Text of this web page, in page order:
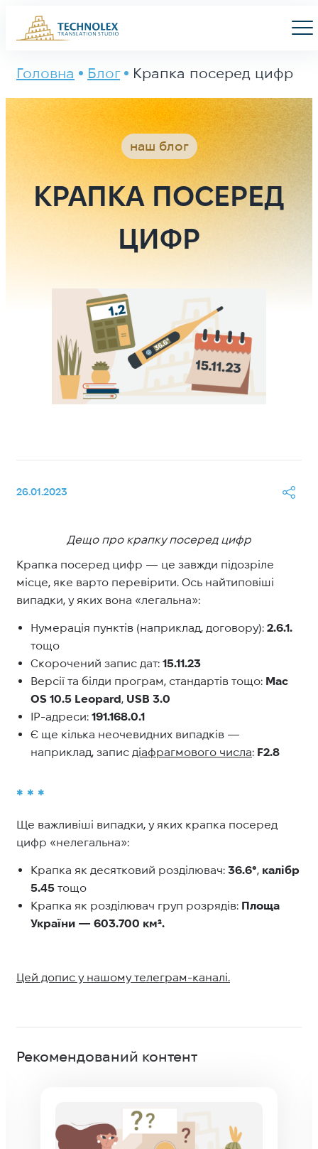
Main Logo
Menu
Головна Блог Крапка посеред цифр
наш блог
КРАПКА ПОСЕРЕД
ЦИФР
26.01.2023
Дещо про крапку посеред цифр
Крапка посеред цифр — це завжди підозріле
місце, яке варто перевірити. Ось найтиповіші
випадки, у яких вона «легальна»:
Нумерація пунктів (наприклад, договору): 2.6.1.
тощо
Скорочений запис дат: 15.11.23
Версії та білди програм, стандартів тощо: Mac
OS 10.5 Leopard, USB 3.0
IP-адреси: 191.168.0.1
Є ще кілька неочевидних випадків —
наприклад, запис діафрагмового числа: F2.8
* * *
Ще важливіші випадки, у яких крапка посеред
цифр «нелегальна»:
Крапка як десятковий розділювач: 36.6°, калібр
5.45 тощо
Крапка як розділювач груп розрядів: Площа
України — 603.700 км².
Цей допис у нашому телеграм-каналі.
Рекомендований контент